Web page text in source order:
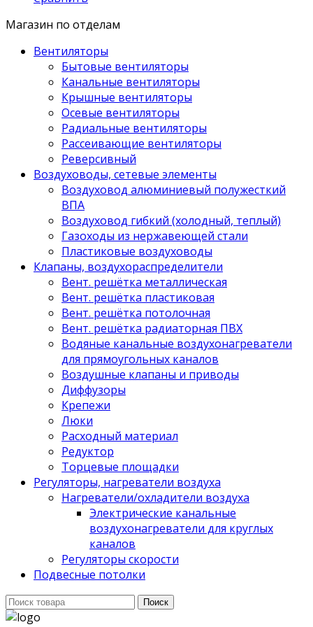
Магазин по отделам
Вентиляторы
Бытовые вентиляторы
Канальные вентиляторы
Крышные вентиляторы
Осевые вентиляторы
Радиальные вентиляторы
Рассеивающие вентиляторы
Реверсивный
Воздуховоды, сетевые элементы
Воздуховод алюминиевый полужесткий
ВПА
Воздуховод гибкий (холодный, теплый)
Газоходы из нержавеющей стали
Пластиковые воздуховоды
Клапаны, воздухораспределители
Вент. решётка металлическая
Вент. решётка пластиковая
Вент. решётка потолочная
Вент. решётка радиаторная ПВХ
Водяные канальные воздухонагреватели
для прямоугольных каналов
Воздушные клапаны и приводы
Диффузоры
Крепежи
Люки
Расходный материал
Редуктор
Торцевые площадки
Регуляторы, нагреватели воздуха
Нагреватели/охладители воздуха
Электрические канальные
воздухонагреватели для круглых
каналов
Регуляторы скорости
Подвесные потолки
Поиск
для:
Поиск